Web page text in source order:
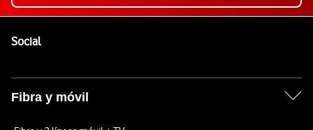
SocialEnlaces a las redes sociales de Vodafone
Fibra y móvil